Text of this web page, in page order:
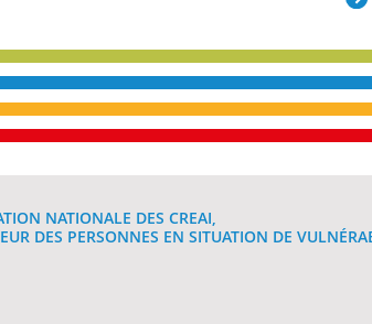
NATIONALE DES CREAI,
DES PERSONNES EN SITUATION DE